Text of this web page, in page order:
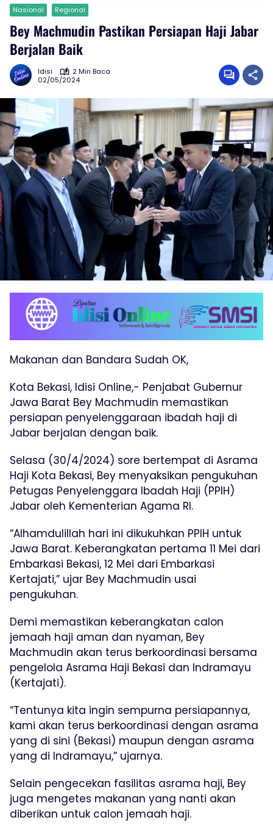
Nasional Regional
Bey Machmudin Pastikan Persiapan Haji Jabar
Berjalan Baik
Idisi
2 Min Baca
02/05/2024
Makanan dan Bandara Sudah OK,
Kota Bekasi, Idisi Online,- Penjabat Gubernur
Jawa Barat Bey Machmudin memastikan
persiapan penyelenggaraan ibadah haji di
Jabar berjalan dengan baik.
Selasa (30/4/2024) sore bertempat di Asrama
Haji Kota Bekasi, Bey menyaksikan pengukuhan
Petugas Penyelenggara Ibadah Haji (PPIH)
Jabar oleh Kementerian Agama RI.
“Alhamdulillah hari ini dikukuhkan PPIH untuk
Jawa Barat. Keberangkatan pertama 11 Mei dari
Embarkasi Bekasi, 12 Mei dari Embarkasi
Kertajati,” ujar Bey Machmudin usai
pengukuhan.
Demi memastikan keberangkatan calon
jemaah haji aman dan nyaman, Bey
Machmudin akan terus berkoordinasi bersama
pengelola Asrama Haji Bekasi dan Indramayu
(Kertajati).
“Tentunya kita ingin sempurna persiapannya,
kami akan terus berkoordinasi dengan asrama
yang di sini (Bekasi) maupun dengan asrama
yang di Indramayu,” ujarnya.
Selain pengecekan fasilitas asrama haji, Bey
juga mengetes makanan yang nanti akan
diberikan untuk calon jemaah haji.